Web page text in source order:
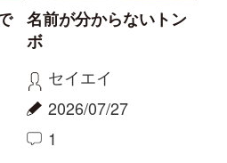
2026/07/10
未解決